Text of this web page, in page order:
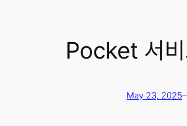
Pocket 서
May 23, 2025